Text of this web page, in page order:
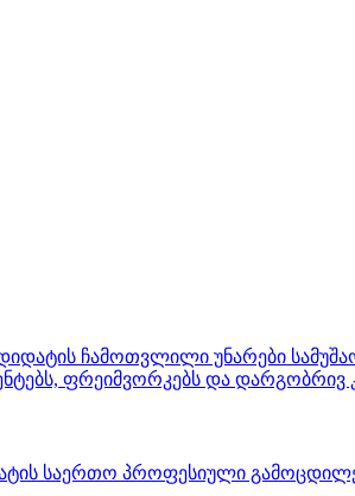
ჩამოთვლილი უნარები
ფრეიმვორკებს და დარგობრივ
საერთო პროფესიული